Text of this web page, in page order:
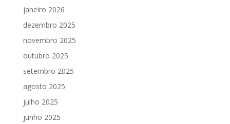
janeiro 2026
dezembro 2025
novembro 2025
outubro 2025
setembro 2025
agosto 2025
julho 2025
junho 2025